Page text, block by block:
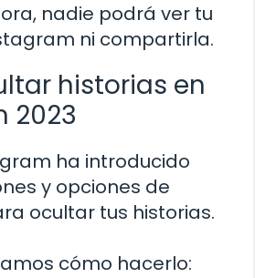
nadie podrá ver tu
ni compartirla.
historias en
2023
ha introducido
y opciones de
ocultar tus historias.
cómo hacerlo: